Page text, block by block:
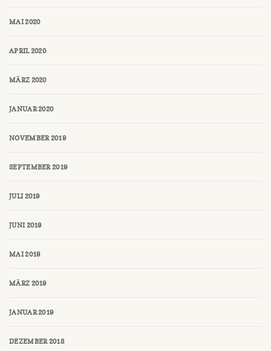
MAI 2020
APRIL 2020
MÄRZ 2020
JANUAR 2020
NOVEMBER 2019
SEPTEMBER 2019
JULI 2019
JUNI 2019
MAI 2019
MÄRZ 2019
JANUAR 2019
DEZEMBER 2018